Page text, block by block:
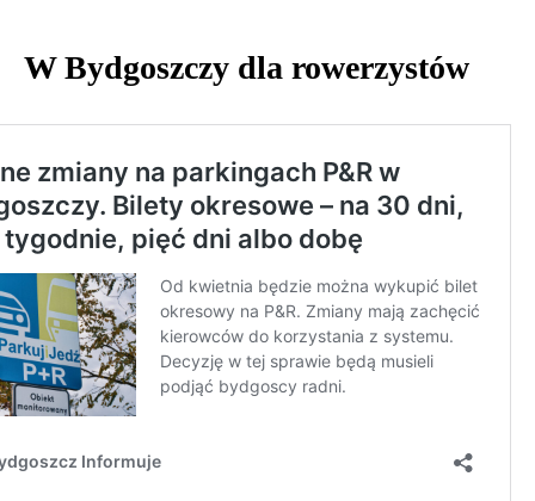
W Bydgoszczy dla rowerzystów